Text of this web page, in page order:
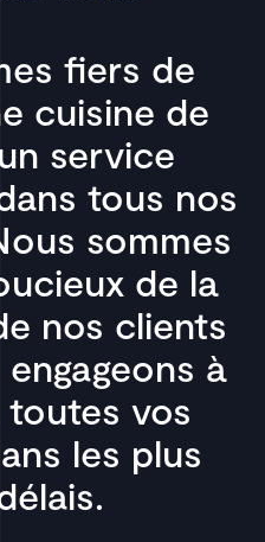
fiers de
cuisine de
service
tous nos
sommes
de la
nos clients
à
vos
les plus